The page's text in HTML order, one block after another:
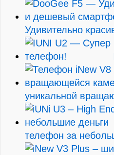
Удивительно
уникальной
телефон за